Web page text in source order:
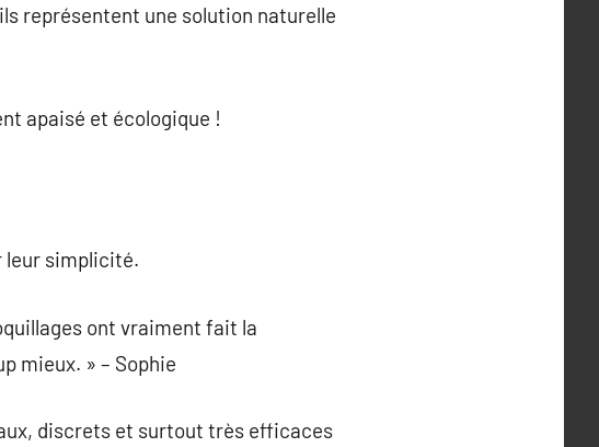
représentent une solution naturelle
apaisé et écologique !
leur simplicité.
ont vraiment fait la
mieux. » – Sophie
discrets et surtout très efficaces